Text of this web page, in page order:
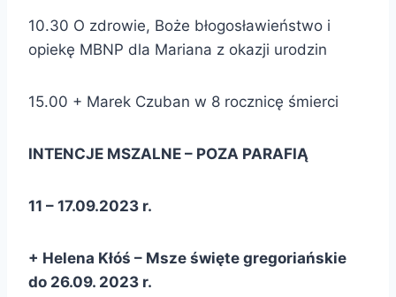
10.30 O zdrowie, Boże błogosławieństwo i
opiekę MBNP dla Mariana z okazji urodzin
15.00 + Marek Czuban w 8 rocznicę śmierci
INTENCJE MSZALNE – POZA PARAFIĄ
11 – 17.09.2023 r.
+ Helena Kłóś – Msze święte gregoriańskie
do 26.09. 2023 r.